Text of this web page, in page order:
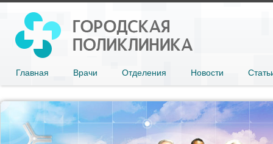
Главная Врачи Отделения Новости